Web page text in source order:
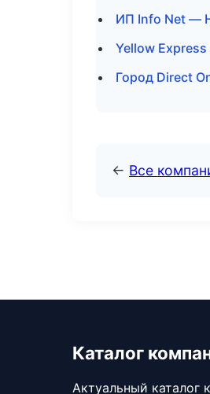
ИП Info Net —
Yellow
Город Direct
← Все
Каталог
Актуальный каталог